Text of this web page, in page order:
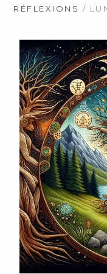
RÉFLEXIONS /